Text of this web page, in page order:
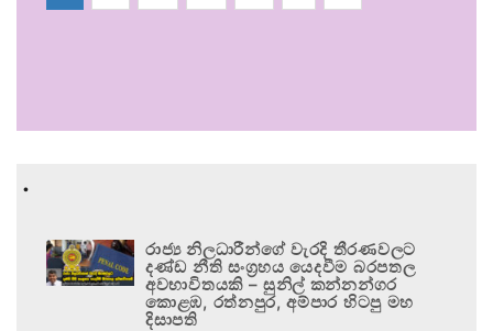
.
රාජ්‍ය නිලධාරීන්ගේ වැරදි තීරණවලට
දණ්ඩ නීති සංග්‍රහය යෙදවීම බරපතල
අවභාවිතයකි – සුනිල් කන්නන්ගර
කොළඹ, රත්නපුර, අම්පාර හිටපු මහ
දිසාපති